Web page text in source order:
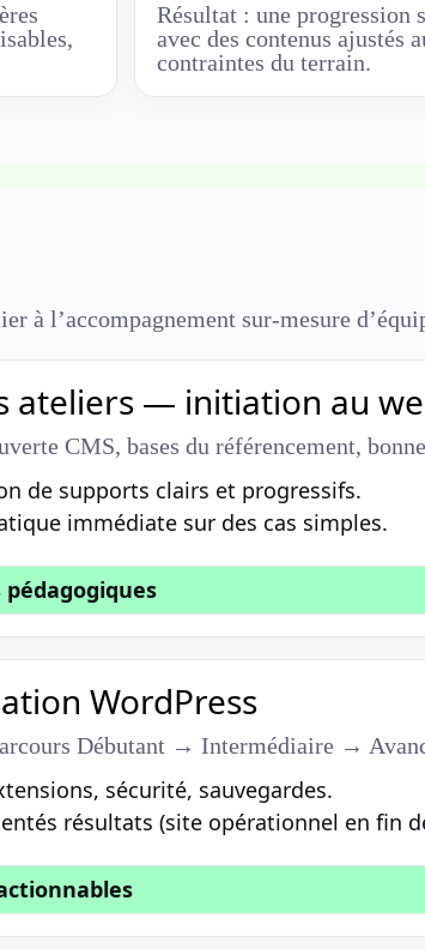
Résultat : une progression
avec des contenus ajustés
contraintes du terrain.
à l’accompagnement sur-mesure
ateliers — initiation au
CMS, bases du référencement,
de supports clairs et progressifs.
immédiate sur des cas simples.
WordPress
Débutant → Intermédiaire →
sécurité, sauvegardes.
résultats (site opérationnel en fin